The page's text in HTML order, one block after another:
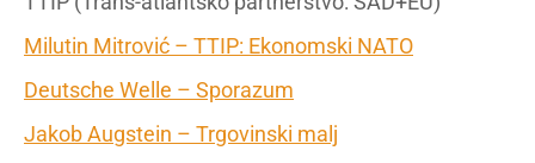
Milutin Mitrović – TTIP: Ekonomski NATO
Deutsche Welle – Sporazum
Jakob Augstein – Trgovinski malj